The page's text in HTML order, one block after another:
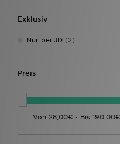
UGG Tasman(1)
Exklusiv
Nur bei JD (2)
Preis